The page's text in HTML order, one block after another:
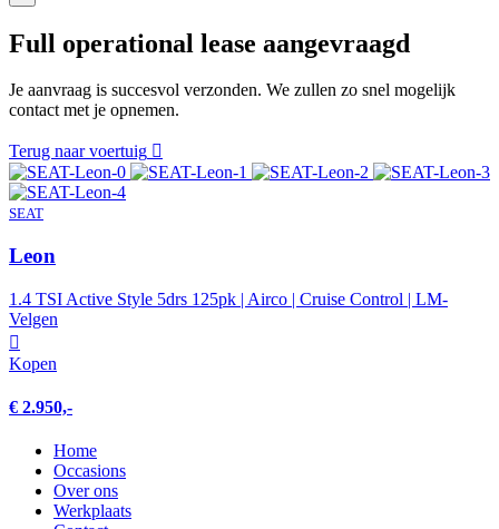
Full operational lease aangevraagd
Je aanvraag is succesvol verzonden. We zullen zo snel mogelijk
contact met je opnemen.
Terug naar voertuig
SEAT
Leon
1.4 TSI Active Style 5drs 125pk | Airco | Cruise Control | LM-
Velgen
Kopen
€ 2.950,-
Home
Occasions
Over ons
Werkplaats